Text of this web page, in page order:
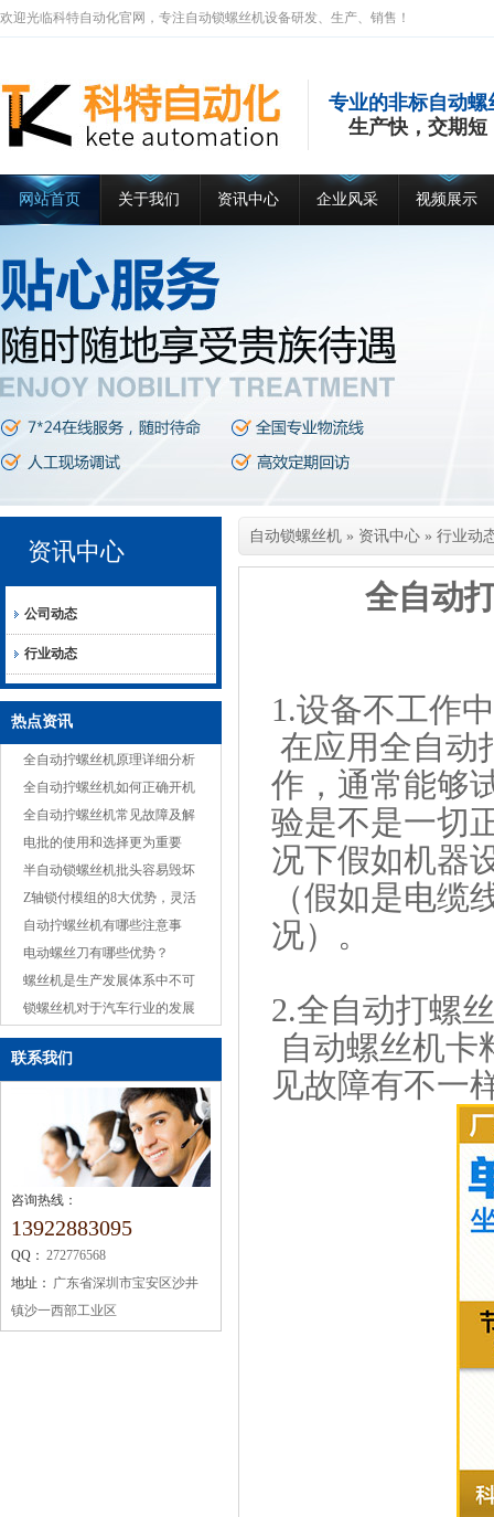
欢迎光临科特自动化官网，专注自动锁螺丝机设备研发、生产、销售！
专业的非标自动螺
生产快，交期短
网站首页 关于我们 资讯中心 企业风采 视频展示
资讯中心
公司动态
行业动态
热点资讯
全自动拧螺丝机原理详细分析
全自动拧螺丝机如何正确开机
全自动拧螺丝机常见故障及解
决方案
电批的使用和选择更为重要
半自动锁螺丝机批头容易毁坏
的原因
Z轴锁付模组的8大优势，灵活
适应多种产品
自动拧螺丝机有哪些注意事
项？
电动螺丝刀有哪些优势？
螺丝机是生产发展体系中不可
或缺的机械设备
锁螺丝机对于汽车行业的发展
联系我们
咨询热线：
13922883095
QQ： 272776568
地址： 广东省深圳市宝安区沙井
镇沙一西部工业区
自动锁螺丝机 » 资讯中心 » 行业动
全自动
1.设备不工作
在应用全自动
作，通常能够
验是不是一切
况下假如机器
（假如是电
况）。
2.全自动打螺
自动螺丝机卡
见故障有不一